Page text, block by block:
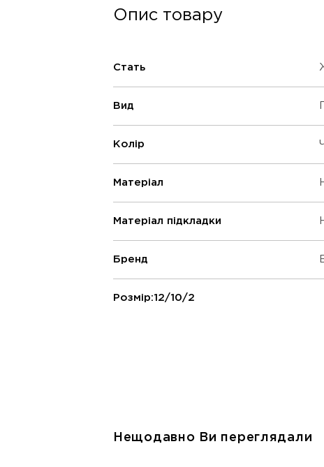
Опис товару
Стать
Вид
Колір
Матеріал
Матеріал підкладки
Бренд
Розмір:12/10/2
Нещодавно Ви переглядали